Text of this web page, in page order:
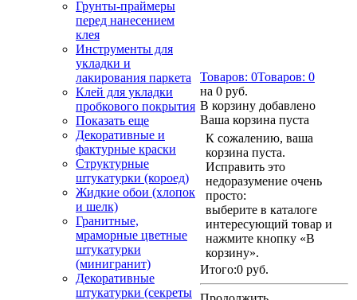
Грунты-праймеры
перед нанесением
клея
Инструменты для
укладки и
лакирования паркета
Клей для укладки
пробкового покрытия
Показать еще
Декоративные и
фактурные краски
Структурные
штукатурки (короед)
Жидкие обои (хлопок
и шелк)
Гранитные,
мраморные цветные
штукатурки
(минигранит)
Декоративные
штукатурки (секреты
Товаров: 0Товаров: 0
на 0 руб.
В корзину добавлено
Ваша корзина пуста
К сожалению, ваша
корзина пуста.
Исправить это
недоразумение очень
просто:
выберите в каталоге
интересующий товар и
нажмите кнопку «В
корзину».
Итого:0 руб.